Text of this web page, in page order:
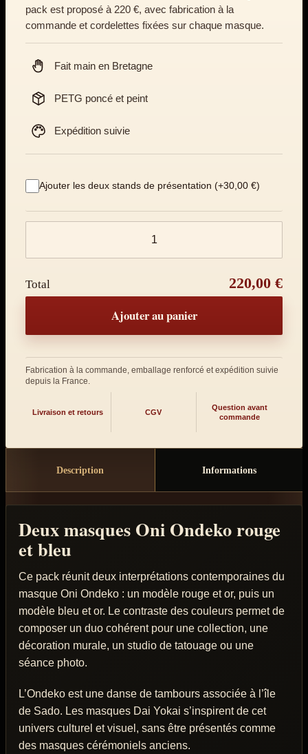
pack est proposé à 220 €, avec fabrication à la
commande et cordelettes fixées sur chaque masque.
Fait main en Bretagne
PETG poncé et peint
Expédition suivie
Ajouter les deux stands de présentation (+30,00 €)
Total 220,00 €
Ajouter au panier
Fabrication à la commande, emballage renforcé et expédition suivie
depuis la France.
Livraison et retours CGV
Question avant
commande
Description Informations
Deux masques Oni Ondeko rouge
et bleu
Ce pack réunit deux interprétations contemporaines du
masque Oni Ondeko : un modèle rouge et or, puis un
modèle bleu et or. Le contraste des couleurs permet de
composer un duo cohérent pour une collection, une
décoration murale, un studio de tatouage ou une
séance photo.
L’Ondeko est une danse de tambours associée à l’île
de Sado. Les masques Dai Yokai s’inspirent de cet
univers culturel et visuel, sans être présentés comme
des masques cérémoniels anciens.